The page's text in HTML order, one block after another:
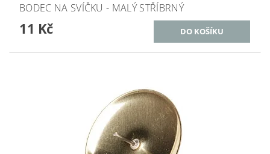
BODEC NA SVÍČKU - MALÝ STŘÍBRNÝ
11 Kč